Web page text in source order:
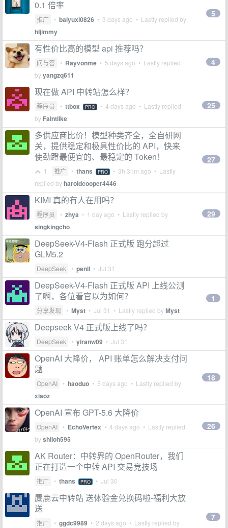
0.1 倍率
推广 • baiyuxi0826 • 3 days ago • Lastly replied by
hIjimmy
5
有性价比高的模型 api 推荐吗？
问与答 • Rayvonme • 5 days ago • Lastly replied
byyangzq611
4
现在做 API 中转站怎么样？
程序员 • ttbox PRO • 4 days ago • Lastly replied
by Faintlike
25
多供应商比价！模型种类齐全，全自研网
关，提供稳定和极具性价比的 API，快来
使劲蹬最便宜的、最稳定的 Token！
1 推广 • thans PRO • 3h 31m ago • Lastly
replied byharoldcooper4446
27
KIMI 真的有人在用吗？
程序员 • zhya • 1 day ago • Lastly replied by
singkingcho
29
DeepSeek-V4-Flash 正式版 跑分超过
GLM5.2
DeepSeek • penll • Jul 31
DeepSeek-V4-Flash 正式版 API 上线公测
了啊，各位看官以为如何？
分享发现 • Myst • Jul 31 • Lastly replied byMyst
1
Deepseek V4 正式版上线了吗？
DeepSeek • yiranw09 • Jul 31
OpenAI 大降价， API 账单怎么解决支付问
题
OpenAI • haoduo • 5 days ago • Lastly replied by
xiaoz
18
OpenAI 宣布 GPT-5.6 大降价
OpenAI • EchoVertex • 4 days ago • Lastly replied
byshiloh595
26
AK Router：中转界的 OpenRouter，我们
正在打造一个中转 API 交易竞技场
推广 • thans PRO • Jul 30
麋鹿云中转站 送体验金兑换码啦-福利大放
送
推广 • ggdc9989 • 2 days ago • Lastly replied by
7